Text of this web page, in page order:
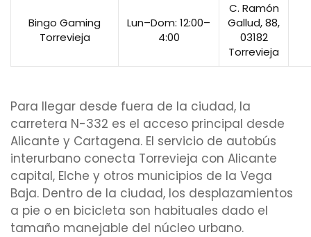
Bingo Gaming
Torrevieja
Lun–Dom: 12:00–
4:00
C. Ramón
Gallud, 88,
03182
Torrevieja
Para llegar desde fuera de la ciudad, la
carretera N-332 es el acceso principal desde
Alicante y Cartagena. El servicio de autobús
interurbano conecta Torrevieja con Alicante
capital, Elche y otros municipios de la Vega
Baja. Dentro de la ciudad, los desplazamientos
a pie o en bicicleta son habituales dado el
tamaño manejable del núcleo urbano.